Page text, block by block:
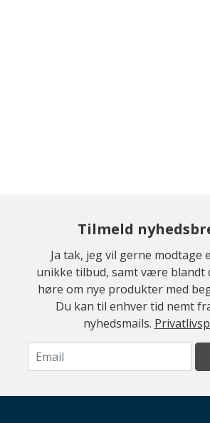
Tilmeld
Ja tak, jeg vil gerne modtage
unikke tilbud, samt være blandt
høre om nye produkter med
Du kan til enhver tid nemt
nyhedsmails.